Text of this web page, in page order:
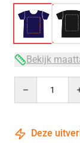
Bekijk
Deze